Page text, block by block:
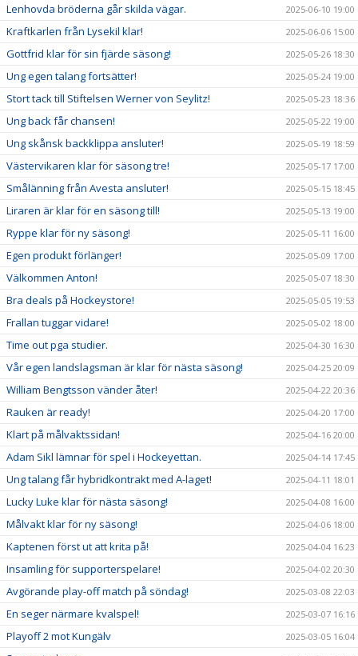
Lenhovda bröderna går skilda vägar. 2025-06-10 19:00
Kraftkarlen från Lysekil klar! 2025-06-06 15:00
Gottfrid klar för sin fjärde säsong! 2025-05-26 18:30
Ung egen talang fortsätter! 2025-05-24 19:00
Stort tack till Stiftelsen Werner von Seylitz! 2025-05-23 18:36
Ung back får chansen! 2025-05-22 19:00
Ung skånsk backklippa ansluter! 2025-05-19 18:59
Västervikaren klar för säsong tre! 2025-05-17 17:00
Smålänning från Avesta ansluter! 2025-05-15 18:45
Liraren är klar för en säsong till! 2025-05-13 19:00
Ryppe klar för ny säsong! 2025-05-11 16:00
Egen produkt förlänger! 2025-05-09 17:00
Välkommen Anton! 2025-05-07 18:30
Bra deals på Hockeystore! 2025-05-05 19:53
Frallan tuggar vidare! 2025-05-02 18:00
Time out pga studier. 2025-04-30 16:30
Vår egen landslagsman är klar för nästa säsong! 2025-04-25 20:09
William Bengtsson vänder åter! 2025-04-22 20:36
Rauken är ready! 2025-04-20 17:00
Klart på målvaktssidan! 2025-04-16 20:00
Adam Sikl lämnar för spel i Hockeyettan. 2025-04-14 17:45
Ung talang får hybridkontrakt med A-laget! 2025-04-11 18:01
Lucky Luke klar för nästa säsong! 2025-04-08 16:00
Målvakt klar för ny säsong! 2025-04-06 18:00
Kaptenen först ut att krita på! 2025-04-04 16:23
Insamling för supporterspelare! 2025-04-02 20:30
Avgörande play-off match på söndag! 2025-03-08 22:03
En seger närmare kvalspel! 2025-03-07 16:16
Playoff 2 mot Kungälv 2025-03-05 16:04